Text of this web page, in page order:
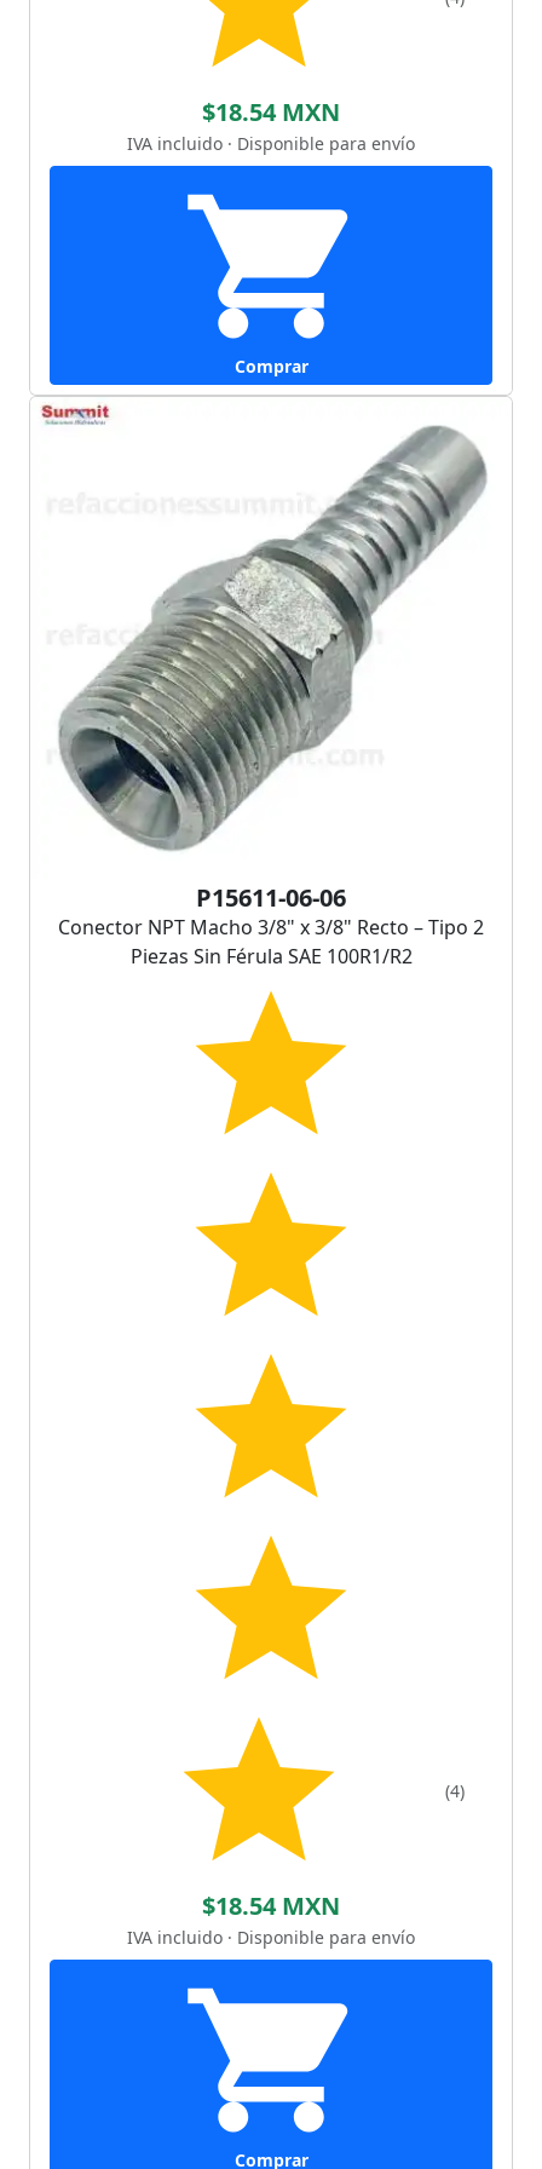
$18.54 MXN
IVA incluido · Disponible para envío
Comprar
P15611-06-06
Conector NPT Macho 3/8" x 3/8" Recto – Tipo 2
Piezas Sin Férula SAE 100R1/R2
(4)
$18.54 MXN
IVA incluido · Disponible para envío
Comprar